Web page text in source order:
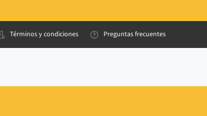
Términos y condiciones Preguntas frecuentes